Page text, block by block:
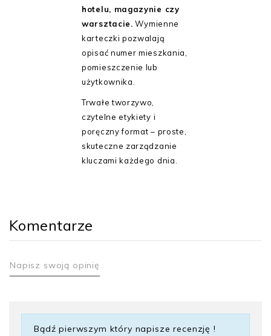
hotelu, magazynie czy
warsztacie. Wymienne
karteczki pozwalają
opisać numer mieszkania,
pomieszczenie lub
użytkownika.
Trwałe tworzywo,
czytelne etykiety i
poręczny format – proste,
skuteczne zarządzanie
kluczami każdego dnia.
Komentarze
Napisz swoją opinię
Bądź pierwszym który napisze recenzję !